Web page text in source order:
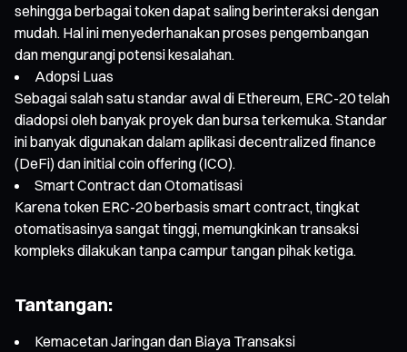
sehingga berbagai token dapat saling berinteraksi dengan
mudah. Hal ini menyederhanakan proses pengembangan
dan mengurangi potensi kesalahan.
Adopsi Luas
Sebagai salah satu standar awal di Ethereum, ERC-20 telah
diadopsi oleh banyak proyek dan bursa terkemuka. Standar
ini banyak digunakan dalam aplikasi decentralized finance
(DeFi) dan initial coin offering (ICO).
Smart Contract dan Otomatisasi
Karena token ERC-20 berbasis smart contract, tingkat
otomatisasinya sangat tinggi, memungkinkan transaksi
kompleks dilakukan tanpa campur tangan pihak ketiga.
Tantangan:
Kemacetan Jaringan dan Biaya Transaksi